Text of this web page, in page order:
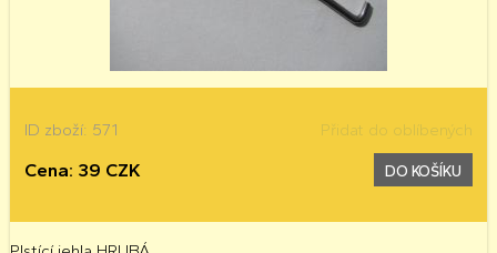
ID zboží: 571 Přidat do oblíbených
Cena: 39 CZK DO KOŠÍKU